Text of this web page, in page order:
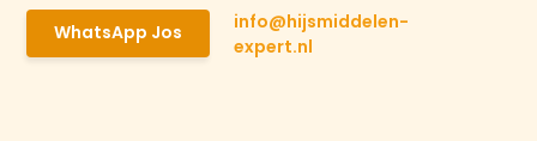
WhatsApp Jos
info@hijsmiddelen-
expert.nl